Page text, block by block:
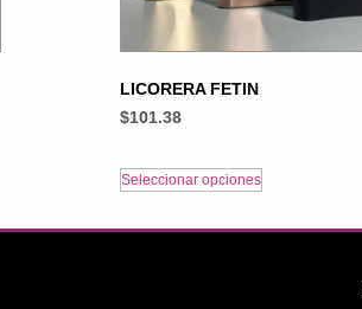
LICORERA FETIN
$101.38
Seleccionar opciones